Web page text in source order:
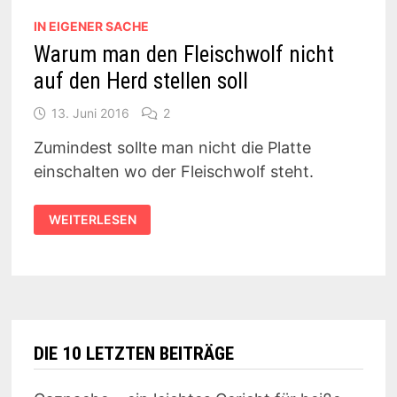
IN EIGENER SACHE
Warum man den Fleischwolf nicht
auf den Herd stellen soll
13. Juni 2016 2
Zumindest sollte man nicht die Platte
einschalten wo der Fleischwolf steht.
WARUM
MAN
DEN
WEITERLESEN
DIE 10 LETZTEN BEITRÄGE